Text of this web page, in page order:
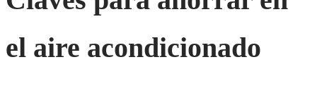
el aire acondicionado